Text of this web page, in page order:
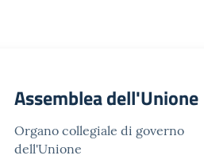
Assemblea dell'Unione
Organo collegiale di governo
dell'Unione